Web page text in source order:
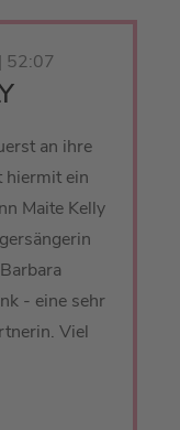
52:07
an ihre
hiermit ein
Maite Kelly
- eine sehr
Viel